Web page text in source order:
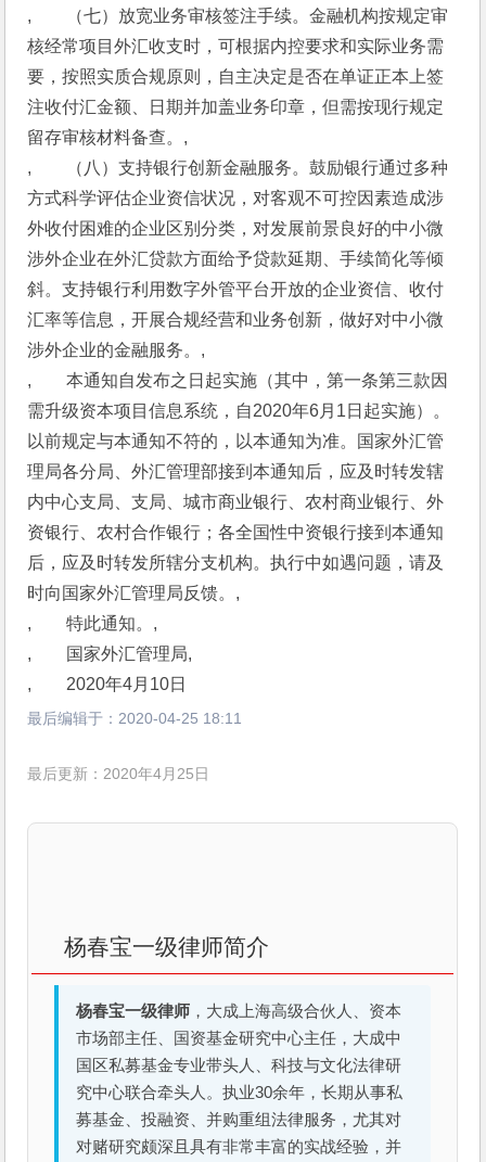
,　　（七）放宽业务审核签注手续。金融机构按规定审
核经常项目外汇收支时，可根据内控要求和实际业务需
要，按照实质合规原则，自主决定是否在单证正本上签
注收付汇金额、日期并加盖业务印章，但需按现行规定
留存审核材料备查。,
,　　（八）支持银行创新金融服务。鼓励银行通过多种
方式科学评估企业资信状况，对客观不可控因素造成涉
外收付困难的企业区别分类，对发展前景良好的中小微
涉外企业在外汇贷款方面给予贷款延期、手续简化等倾
斜。支持银行利用数字外管平台开放的企业资信、收付
汇率等信息，开展合规经营和业务创新，做好对中小微
涉外企业的金融服务。,
,　　本通知自发布之日起实施（其中，第一条第三款因
需升级资本项目信息系统，自2020年6月1日起实施）。
以前规定与本通知不符的，以本通知为准。国家外汇管
理局各分局、外汇管理部接到本通知后，应及时转发辖
内中心支局、支局、城市商业银行、农村商业银行、外
资银行、农村合作银行；各全国性中资银行接到本通知
后，应及时转发所辖分支机构。执行中如遇问题，请及
时向国家外汇管理局反馈。,
,　　特此通知。,
,　　国家外汇管理局,
,　　2020年4月10日
最后编辑于： 2020-04-25 18:11
最后更新：2020年4月25日
杨春宝一级律师简介
杨春宝一级律师 ，大成上海高级合伙人、资本
市场部主任、国资基金研究中心主任，大成中
国区私募基金专业带头人、科技与文化法律研
究中心联合牵头人。执业30余年，长期从事私
募基金、投融资、并购重组法律服务，尤其对
对赌研究颇深且具有非常丰富的实战经验，并